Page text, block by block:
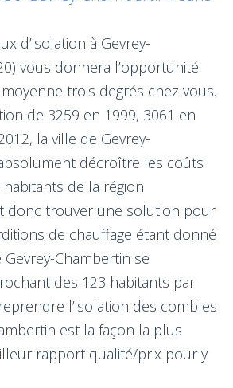
d’isolation à Gevrey-
vous donnera l’opportunité
trois degrés chez vous.
de 3259 en 1999, 3061 en
la ville de Gevrey-
décroître les coûts
de la région
donc trouver une solution pour
de chauffage étant donné
Chambertin se
des 123 habitants par
l’isolation des combles
est la façon la plus
rapport qualité/prix pour y